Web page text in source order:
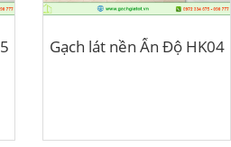
Gạch lát nền Ấn Độ HK04